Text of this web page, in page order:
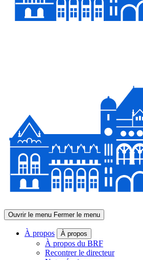
Ouvrir le menu Fermer le menu
À propos À propos
À propos du BRF
Recontrer le directeur